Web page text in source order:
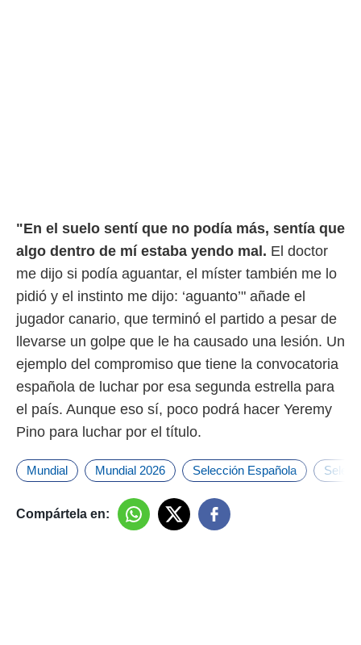
1199
"En el suelo sentí que no podía más, sentía que
algo dentro de mí estaba yendo mal. El doctor
me dijo si podía aguantar, el míster también me lo
pidió y el instinto me dijo: ‘aguanto’" añade el
jugador canario, que terminó el partido a pesar de
llevarse un golpe que le ha causado una lesión. Un
ejemplo del compromiso que tiene la convocatoria
española de luchar por esa segunda estrella para
el país. Aunque eso sí, poco podrá hacer Yeremy
Pino para luchar por el título.
Mundial Mundial 2026 Selección Española
Compártela en: